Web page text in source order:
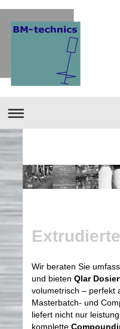
Wir beraten Sie
und bieten Qlar
volumetrisch – perfekt
Masterbatch- und
liefert nicht nur
komplette